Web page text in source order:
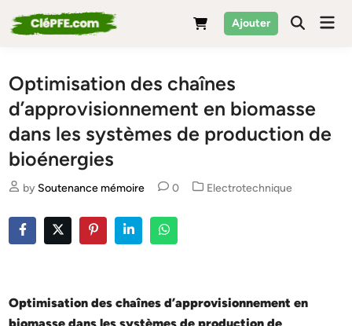
to
Ajouter
Optimisation des chaînes
d’approvisionnement en biomasse
dans les systèmes de production de
bioénergies
by Soutenance mémoire 0
Posted
Electrotechnique
Optimisation des chaînes d’approvisionnement en